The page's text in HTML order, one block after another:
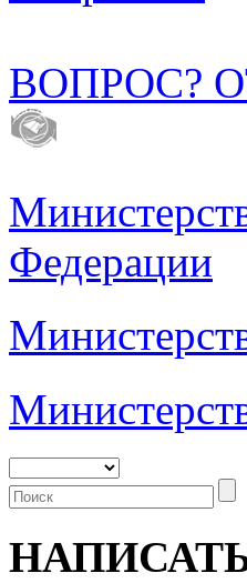
ВОПРОС?
Федерации